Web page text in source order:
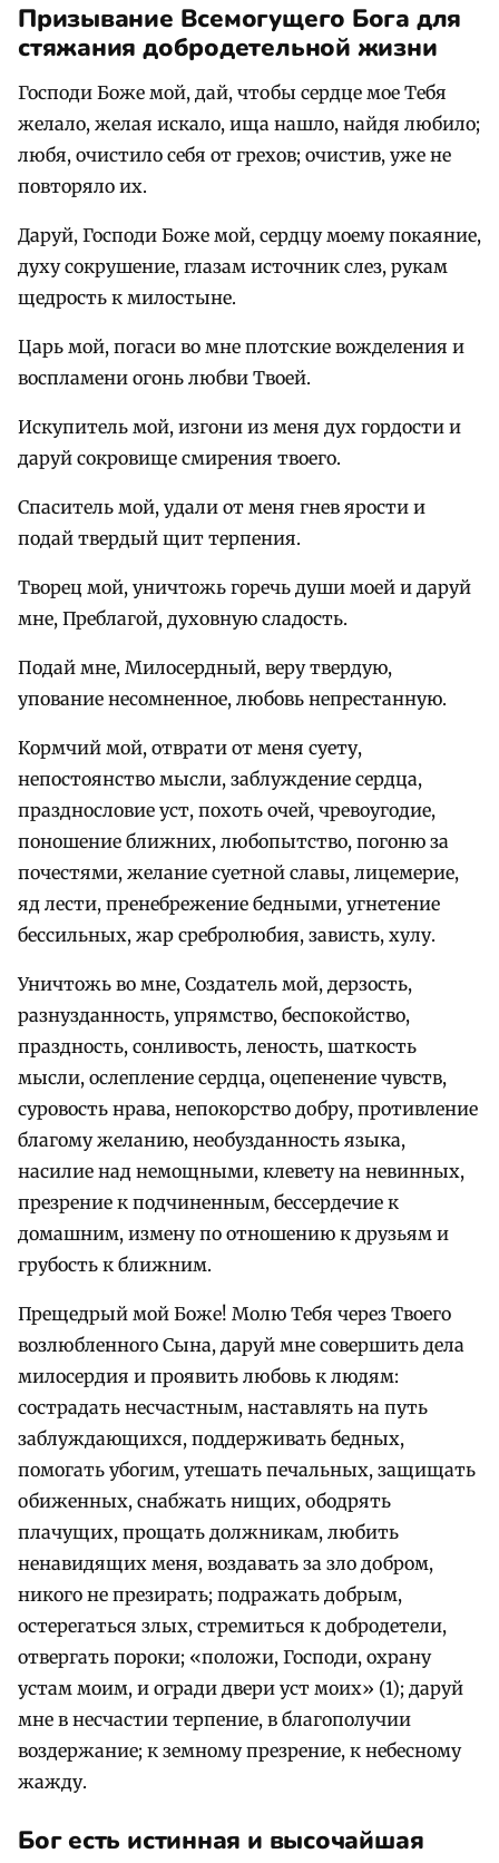
Призывание Всемогущего Бога для
стяжания добродетельной жизни
Господи Боже мой, дай, чтобы сердце мое Тебя
желало, желая искало, ища нашло, найдя любило;
любя, очистило себя от грехов; очистив, уже не
повторяло их.
Даруй, Господи Боже мой, сердцу моему покаяние,
духу сокрушение, глазам источник слез, рукам
щедрость к милостыне.
Царь мой, погаси во мне плотские вожделения и
воспламени огонь любви Твоей.
Искупитель мой, изгони из меня дух гордости и
даруй сокровище смирения твоего.
Спаситель мой, удали от меня гнев ярости и
подай твердый щит терпения.
Творец мой, уничтожь горечь души моей и даруй
мне, Преблагой, духовную сладость.
Подай мне, Милосердный, веру твердую,
упование несомненное, любовь непрестанную.
Кормчий мой, отврати от меня суету,
непостоянство мысли, заблуждение сердца,
празднословие уст, похоть очей, чревоугодие,
поношение ближних, любопытство, погоню за
почестями, желание суетной славы, лицемерие,
яд лести, пренебрежение бедными, угнетение
бессильных, жар сребролюбия, зависть, хулу.
Уничтожь во мне, Создатель мой, дерзость,
разнузданность, упрямство, беспокойство,
праздность, сонливость, леность, шаткость
мысли, ослепление сердца, оцепенение чувств,
суровость нрава, непокорство добру, противление
благому желанию, необузданность языка,
насилие над немощными, клевету на невинных,
презрение к подчиненным, бессердечие к
домашним, измену по отношению к друзьям и
грубость к ближним.
Прещедрый мой Боже! Молю Тебя через Твоего
возлюбленного Сына, даруй мне совершить дела
милосердия и проявить любовь к людям:
сострадать несчастным, наставлять на путь
заблуждающихся, поддерживать бедных,
помогать убогим, утешать печальных, защищать
обиженных, снабжать нищих, ободрять
плачущих, прощать должникам, любить
ненавидящих меня, воздавать за зло добром,
никого не презирать; подражать добрым,
остерегаться злых, стремиться к добродетели,
отвергать пороки; «положи, Господи, охрану
устам моим, и огради двери уст моих» (1); даруй
мне в несчастии терпение, в благополучии
воздержание; к земному презрение, к небесному
жажду.
Бог есть истинная и высочайшая